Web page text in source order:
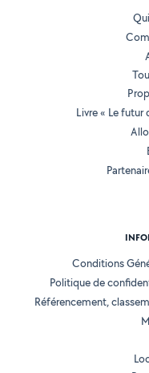
Livre « Le
Conditions
Politique de
Référencement,